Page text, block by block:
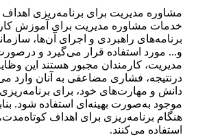
مشاوره مدیریت برای برنامه‌ریزی
خدمات مشاوره مدیریت برای آموزش
برنامه‌های راهبردی و اجرای آن‌ها،
و... مورد استفاده قرار می‌گیرد و
مدیریت، کارمندان مجبور هستند این
درنتیجه، فشاری مضاعفی به آنان
دانش و مهارت‌های خود، برای
موجود به‌صورت بهینه‌ای استفاده شود.
هنگام برنامه‌ریزی برای اهداف
استفاده می‌کنند.